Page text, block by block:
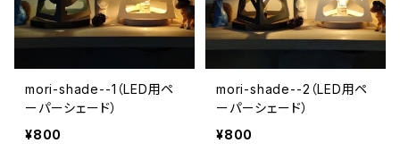
mori-shade--1（LED用ペ
ーパーシェード）
¥800
mori-shade--2（LED用ペ
ーパーシェード）
¥800